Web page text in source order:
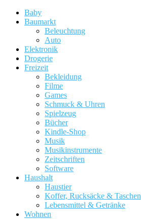
Baby
Baumarkt
Beleuchtung
Auto
Elektronik
Drogerie
Freizeit
Bekleidung
Filme
Games
Schmuck & Uhren
Spielzeug
Bücher
Kindle-Shop
Musik
Musikinstrumente
Zeitschriften
Software
Haushalt
Haustier
Koffer, Rucksäcke & Taschen
Lebensmittel & Getränke
Wohnen